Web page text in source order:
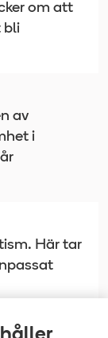
om att
bli
av
i
Här tar